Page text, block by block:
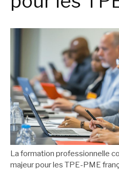
La formation professionnelle
majeur pour les TPE-PME